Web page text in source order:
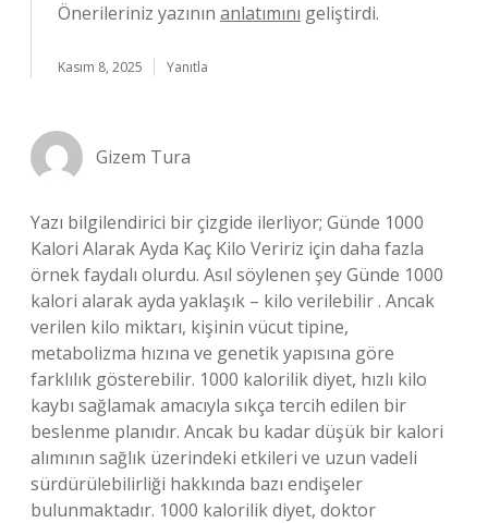
Önerileriniz yazının anlatımını geliştirdi.
Kasım 8, 2025 Yanıtla
Gizem Tura
Yazı bilgilendirici bir çizgide ilerliyor; Günde 1000
Kalori Alarak Ayda Kaç Kilo Veririz için daha fazla
örnek faydalı olurdu. Asıl söylenen şey Günde 1000
kalori alarak ayda yaklaşık – kilo verilebilir . Ancak
verilen kilo miktarı, kişinin vücut tipine,
metabolizma hızına ve genetik yapısına göre
farklılık gösterebilir. 1000 kalorilik diyet, hızlı kilo
kaybı sağlamak amacıyla sıkça tercih edilen bir
beslenme planıdır. Ancak bu kadar düşük bir kalori
alımının sağlık üzerindeki etkileri ve uzun vadeli
sürdürülebilirliği hakkında bazı endişeler
bulunmaktadır. 1000 kalorilik diyet, doktor